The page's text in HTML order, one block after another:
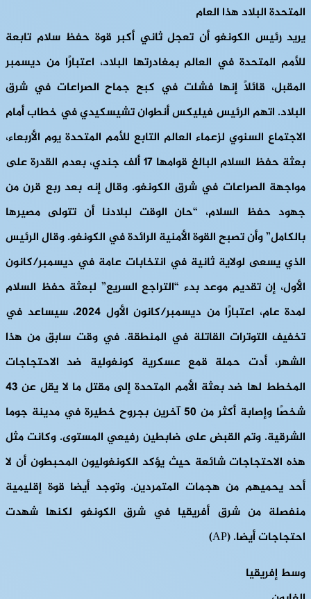
المتحدة البلاد هذا العام
يريد رئيس الكونغو أن تعجل ثاني أكبر قوة حفظ سلام تابعة
للأمم المتحدة في العالم بمغادرتها البلاد، اعتبارًا من ديسمبر
المقبل، قائلًا إنها فشلت في كبح جماح الصراعات في شرق
البلاد. اتهم الرئيس فيليكس أنطوان تشيسكيدي في خطاب أمام
الاجتماع السنوي لزعماء العالم التابع للأمم المتحدة يوم الأربعاء،
بعثة حفظ السلام البالغ قوامها 17 ألف جندي، بعدم القدرة على
مواجهة الصراعات في شرق الكونغو. وقال إنه بعد ربع قرن من
جهود حفظ السلام، “حان الوقت لبلادنا أن تتولى مصيرها
بالكامل” وأن تصبح القوة الأمنية الرائدة في الكونغو. وقال الرئيس
الذي يسعى لولاية ثانية في انتخابات عامة في ديسمبر/كانون
الأول، إن تقديم موعد بدء “التراجع السريع” لبعثة حفظ السلام
لمدة عام، اعتبارًا من ديسمبر/كانون الأول 2024، سيساعد في
تخفيف التوترات القاتلة في المنطقة. في وقت سابق من هذا
الشهر، أدت حملة قمع عسكرية كونغولية ضد الاحتجاجات
المخطط لها ضد بعثة الأمم المتحدة إلى مقتل ما لا يقل عن 43
شخصًا وإصابة أكثر من 50 آخرين بجروح خطيرة في مدينة جوما
الشرقية. وتم القبض على ضابطين رفيعي المستوى. وكانت مثل
هذه الاحتجاجات شائعة حيث يؤكد الكونغوليون المحبطون أن لا
أحد يحميهم من هجمات المتمردين. وتوجد أيضا قوة إقليمية
منفصلة من شرق أفريقيا في شرق الكونغو لكنها شهدت
احتجاجات أيضا. (AP)
وسط إفريقيا